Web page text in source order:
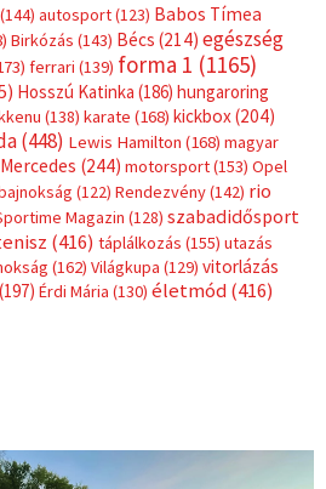
(144) autosport(123) Babos Tímea
Birkózás (143) Bécs (214) egészség
ferrari (139) forma 1 (1165)
Hosszú Katinka (186) hungaroring
(138) karate (168) kickbox(204)
(448) Lewis Hamilton (168) magyar
Mercedes (244) motorsport(153) Opel
(122) Rendezvény(142) rio
Magazin (128) szabadidősport
(416) táplálkozás (155) utazás
(162) Világkupa (129) vitorlázás
(197) Érdi Mária (130) életmód(416)